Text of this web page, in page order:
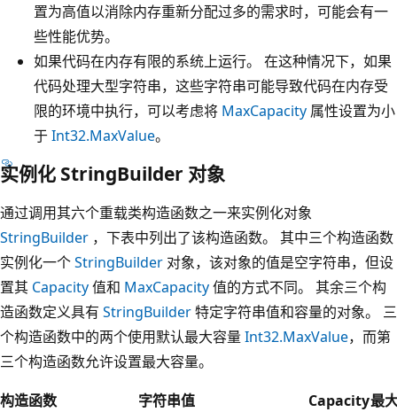
置为高值以消除内存重新分配过多的需求时，可能会有一
些性能优势。
如果代码在内存有限的系统上运行。 在这种情况下，如果
代码处理大型字符串，这些字符串可能导致代码在内存受
限的环境中执行，可以考虑将 MaxCapacity 属性设置为小
于Int32.MaxValue。
实例化 StringBuilder 对象
通过调用其六个重载类构造函数之一来实例化对象
StringBuilder ，下表中列出了该构造函数。 其中三个构造函数
实例化一个StringBuilder 对象，该对象的值是空字符串，但设
置其 Capacity值和 MaxCapacity值的方式不同。 其余三个构
造函数定义具有 StringBuilder特定字符串值和容量的对象。 三
个构造函数中的两个使用默认最大容量 Int32.MaxValue，而第
三个构造函数允许设置最大容量。
构造函数
字符串值 Capacity最